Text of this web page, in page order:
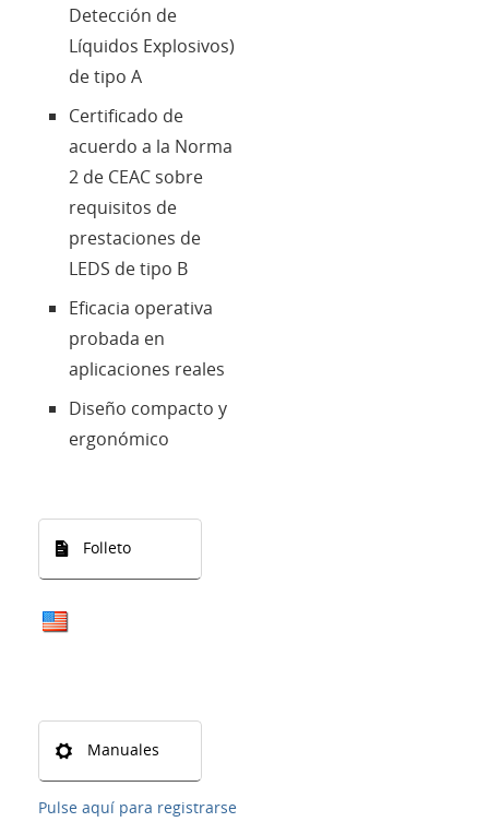
Detección de
Líquidos Explosivos)
de tipo A
Certificado de
acuerdo a la Norma
2 de CEAC sobre
requisitos de
prestaciones de
LEDS de tipo B
Eficacia operativa
probada en
aplicaciones reales
Diseño compacto y
ergonómico
Folleto
Manuales
Pulse aquí para registrarse